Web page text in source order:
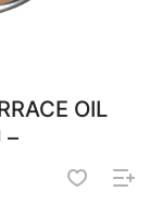
OIL
–